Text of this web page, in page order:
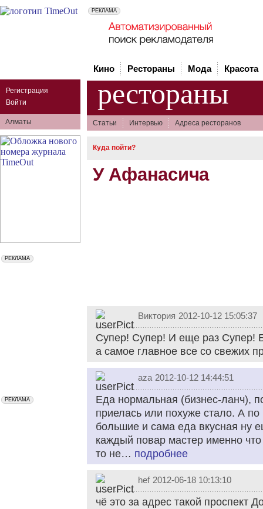
Регистрация
Войти
Алматы
Кино Рестораны Мода Красота
рестораны
Статьи Интервью Адреса ресторанов
Куда пойти?
У Афанасича
Виктория 2012-10-12 15:05:37
Супер! Супер! И еще раз Супер!
а самое главное все со свежих
aza 2012-10-12 14:44:51
Еда нормальная (бизнес-ланч),
приелась или похуже стало. А
большие и сама еда вкусная ну
каждый повар мастер именно что
то не… подробнее
hef 2012-06-18 10:13:10
чё это за адрес такой проспект